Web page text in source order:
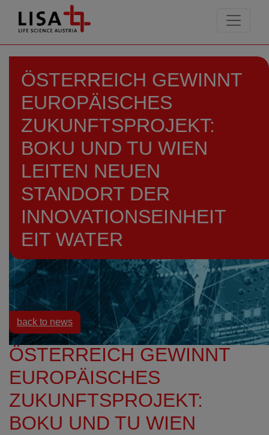
ÖSTERREICH GEWINNT
EUROPÄISCHES
ZUKUNFTSPROJEKT:
BOKU UND TU WIEN
LEITEN NEUEN
STANDORT DER
INNOVATIONSEINHEIT
EIT WATER
Resources News
back to news
ÖSTERREICH GEWINNT
EUROPÄISCHES
ZUKUNFTSPROJEKT:
BOKU UND TU WIEN